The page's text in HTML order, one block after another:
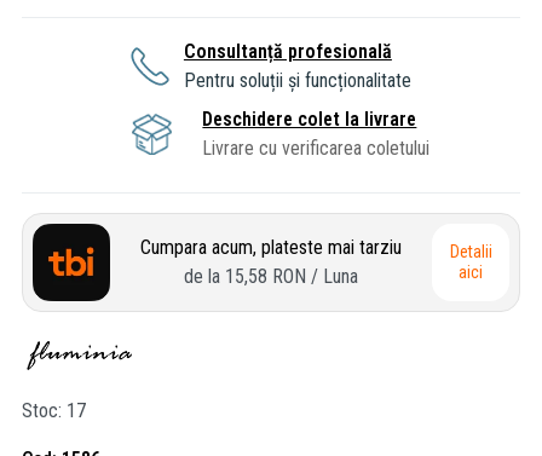
Consultanță profesională
Pentru soluții și funcționalitate
Deschidere colet la livrare
Livrare cu verificarea coletului
Cumpara acum, plateste mai tarziu
de la 15,58 RON / Luna
Detalii
aici
Stoc 17